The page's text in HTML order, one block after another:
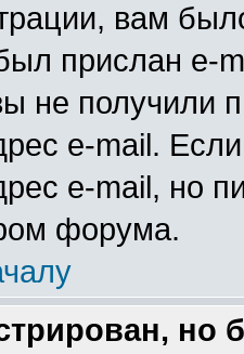
вам
прислан e-
не получили
e-mail.
e-mail, но
форума.
но